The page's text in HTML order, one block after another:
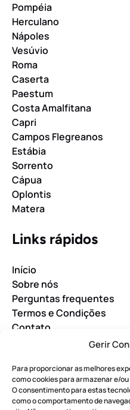
Gerir
Para proporcionar as melhores
como cookies para armazenar e/
O consentimento para estas
como o comportamento de
Pompéia
Herculano
Nápoles
Vesúvio
Roma
Caserta
Paestum
Costa Amalfitana
Capri
Campos Flegreanos
Estábia
Sorrento
Cápua
Oplontis
Matera
Links rápidos
Início
Sobre nós
Perguntas frequentes
Termos e Condições
Contato
R
E
S